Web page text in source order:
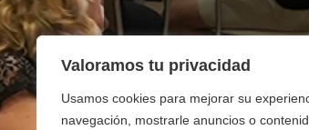
Valoramos tu privacidad
Usamos cookies para mejorar su
navegación, mostrarle anuncios o